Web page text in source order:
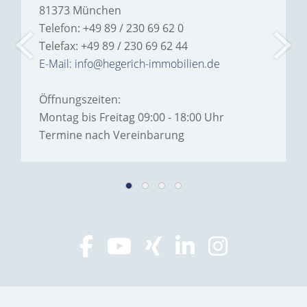
81373 München
Telefon: +49 89 / 230 69 62 0
Telefax: +49 89 / 230 69 62 44
E-Mail: info@hegerich-immobilien.de
Öffnungszeiten:
Montag bis Freitag 09:00 - 18:00 Uhr
Termine nach Vereinbarung